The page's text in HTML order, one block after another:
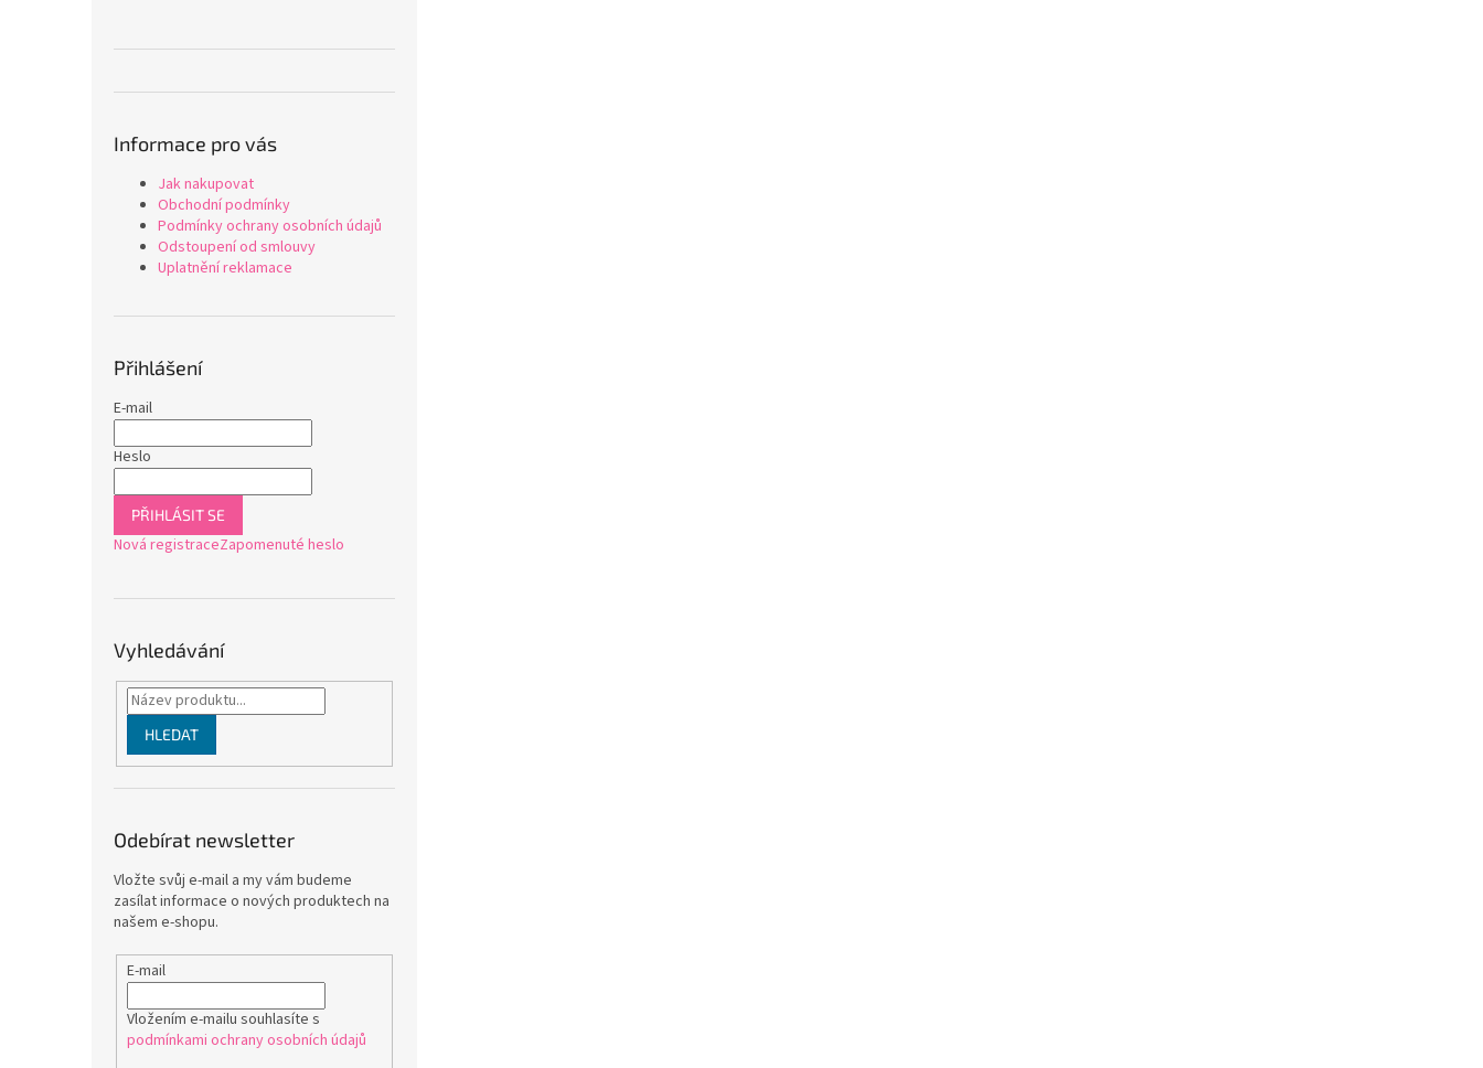
Informace pro vás
Jak nakupovat
Obchodní podmínky
Podmínky ochrany osobních údajů
Odstoupení od smlouvy
Uplatnění reklamace
Přihlášení
E-mail
Heslo
PŘIHLÁSIT SE
Nová registraceZapomenuté heslo
Vyhledávání
HLEDAT
Odebírat newsletter
Vložte svůj e-mail a my vám budeme
zasílat informace o nových produktech na
našem e-shopu.
E-mail
Vložením e-mailu souhlasíte s
podmínkami ochrany osobních údajů